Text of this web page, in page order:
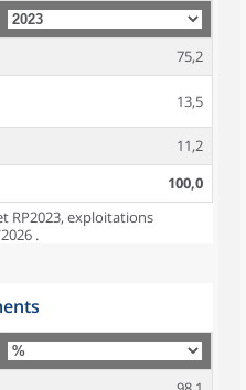
75,2
13,5
11,2
100,0
RP2023, exploitations
.